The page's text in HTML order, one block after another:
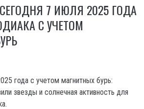
7 ИЮЛЯ 2025 ГОДА
С УЧЕТОМ
года с учетом магнитных бурь:
звезды и солнечная активность для